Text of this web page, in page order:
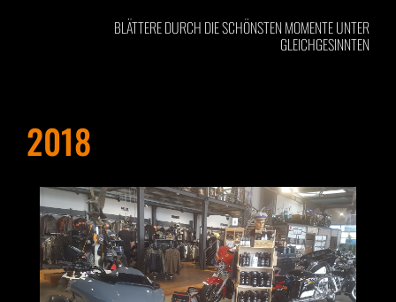
BLÄTTERE DURCH DIE SCHÖNSTEN MOMENTE UNTER
GLEICHGESINNTEN
2018